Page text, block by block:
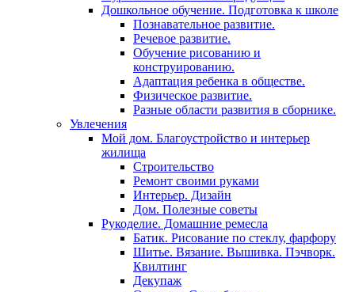
Дошкольное обучение. Подготовка к школе
Познавательное развитие.
Речевое развитие.
Обучение рисованию и
конструированию.
Адаптация ребенка в обществе.
Физическое развитие.
Разные области развития в сборнике.
Увлечения
Мой дом. Благоустройство и интерьер
жилища
Строительство
Ремонт своими руками
Интерьер. Дизайн
Дом. Полезные советы
Рукоделие. Домашние ремесла
Батик. Рисование по стеклу, фарфору
Шитье. Вязание. Вышивка. Пэчворк.
Квилтинг
Декупаж